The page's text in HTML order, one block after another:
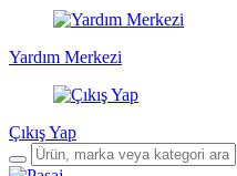
Yardım Merkezi
Çıkış Yap